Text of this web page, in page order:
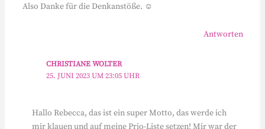
Also Danke für die Denkanstöße. ☺️
Antworten
CHRISTIANE WOLTER
25. JUNI 2023 UM 23:05 UHR
Hallo Rebecca, das ist ein super Motto, das werde ich
mir klauen und auf meine Prio-Liste setzen! Mir war der